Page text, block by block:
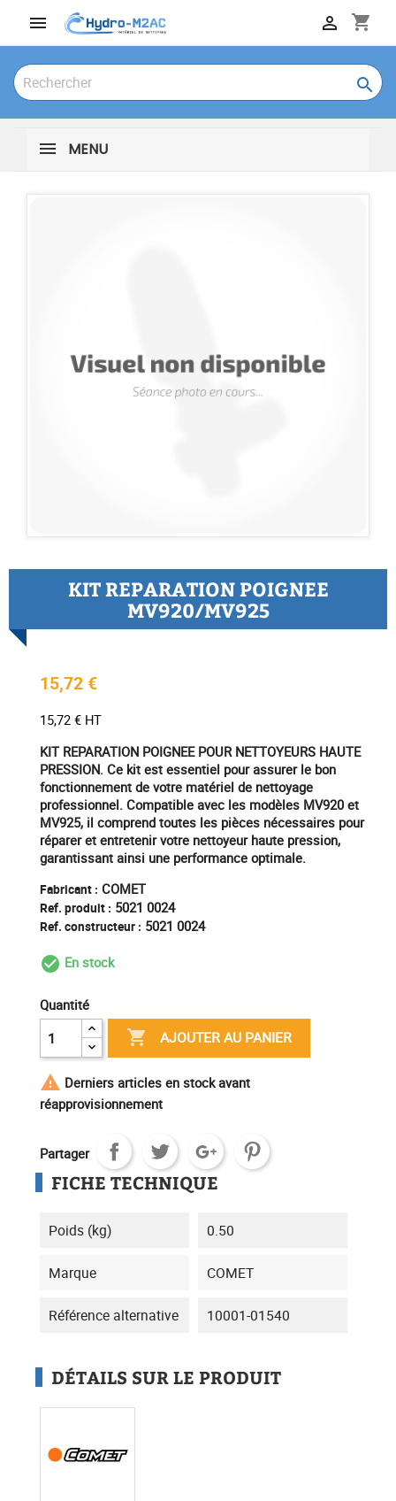
 shopping_cart


MENU
KIT REPARATION POIGNEE
MV920/MV925
15,72 €
15,72 € HT
KIT REPARATION POIGNEE POUR NETTOYEURS HAUTE
PRESSION. Ce kit est essentiel pour assurer le bon
fonctionnement de votre matériel de nettoyage
professionnel. Compatible avec les modèles MV920 et
MV925, il comprend toutes les pièces nécessaires pour
réparer et entretenir votre nettoyeur haute pression,
garantissant ainsi une performance optimale.
Fabricant : COMET
Ref. produit : 5021 0024
Ref. constructeur : 5021 0024
check_circle_outline
En stock
Quantité
 AJOUTER AU PANIER
 Derniers articles en stock avant
réapprovisionnement
Partager
FICHE TECHNIQUE
Poids (kg) 0.50
Marque COMET
Référence alternative 10001-01540
DÉTAILS SUR LE PRODUIT